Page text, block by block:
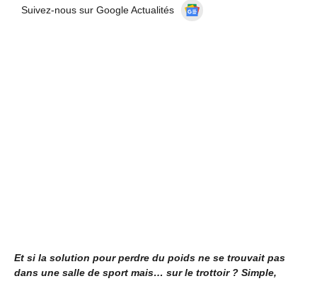
Suivez-nous sur Google Actualités
Et si la solution pour perdre du poids ne se trouvait pas
dans une salle de sport mais… sur le trottoir ? Simple,